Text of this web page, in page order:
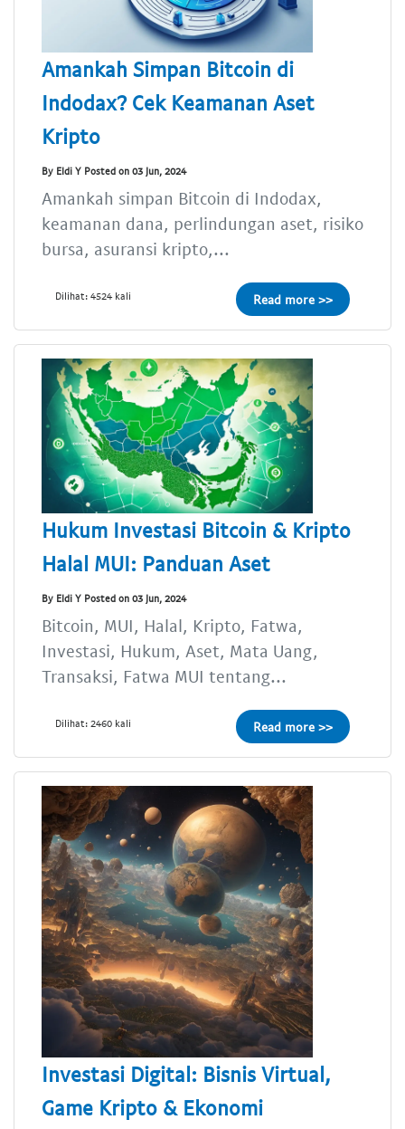
Amankah Simpan Bitcoin di
Indodax? Cek Keamanan Aset
Kripto
By Eldi Y Posted on 03 Jun, 2024
Amankah simpan Bitcoin di Indodax,
keamanan dana, perlindungan aset, risiko
bursa, asuransi kripto,...
Dilihat: 4524 kali Read more >>
Hukum Investasi Bitcoin & Kripto
Halal MUI: Panduan Aset
By Eldi Y Posted on 03 Jun, 2024
Bitcoin, MUI, Halal, Kripto, Fatwa,
Investasi, Hukum, Aset, Mata Uang,
Transaksi, Fatwa MUI tentang...
Dilihat: 2460 kali Read more >>
Investasi Digital: Bisnis Virtual,
Game Kripto & Ekonomi